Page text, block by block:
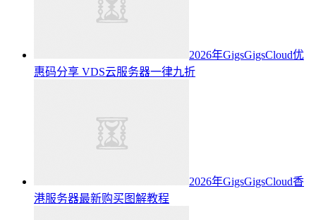
2026年GigsGigsCloud优
惠码分享 VDS云服务器一律九折
2026年GigsGigsCloud香
港服务器最新购买图解教程